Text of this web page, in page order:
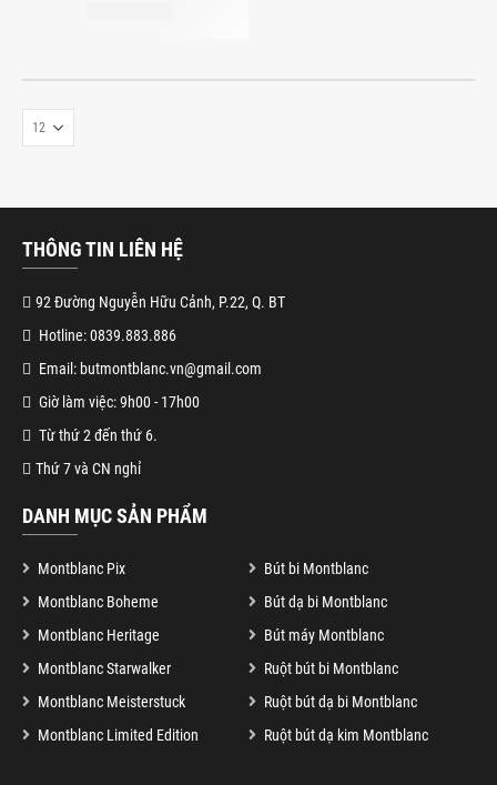
THÔNG TIN LIÊN HỆ
92 Đường Nguyễn Hữu Cảnh, P.22, Q. BT
Hotline: 0839.883.886
Email: butmontblanc.vn@gmail.com
Giờ làm việc: 9h00 - 17h00
Từ thứ 2 đến thứ 6.
Thứ 7 và CN nghỉ
DANH MỤC SẢN PHẨM
Montblanc Pix
Bút bi Montblanc
Montblanc Boheme
Bút dạ bi Montblanc
Montblanc Heritage
Bút máy Montblanc
Montblanc Starwalker
Ruột bút bi Montblanc
Montblanc Meisterstuck
Ruột bút dạ bi Montblanc
Montblanc Limited Edition
Ruột bút dạ kim Montblanc